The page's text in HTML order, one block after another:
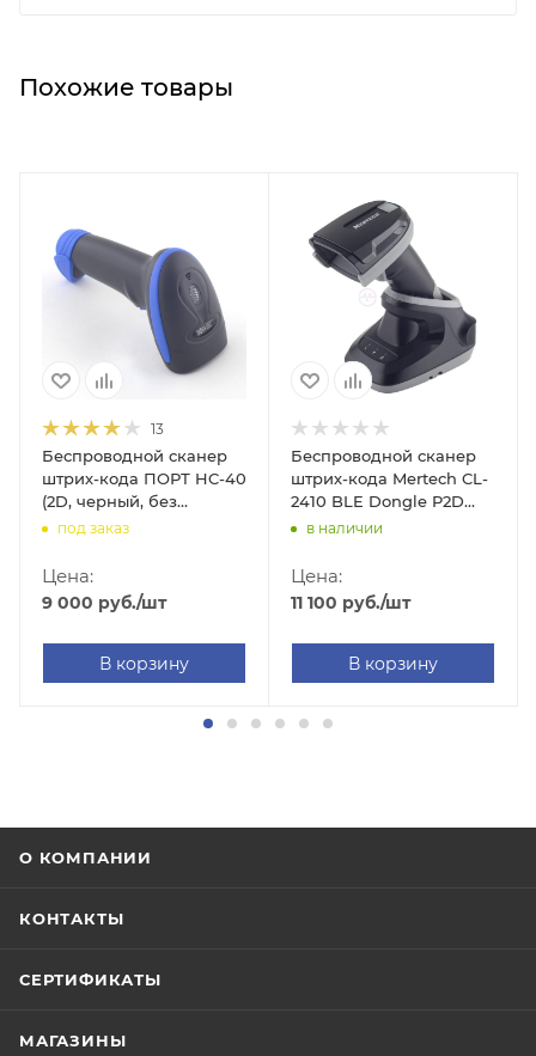
Похожие товары
13
Беспроводной сканер
штрих-кода ПОРТ HC-40
(2D, черный, без
подставки Cradle, 1м
под заказ
Цена:
9 000 руб./шт
В корзину
Беспроводной сканер
штрих-кода Mertech CL-
2410 BLE Dongle P2D
(2D, черный, с
в наличии
Цена:
11 100 руб./шт
В корзину
О КОМПАНИИ
КОНТАКТЫ
СЕРТИФИКАТЫ
МАГАЗИНЫ